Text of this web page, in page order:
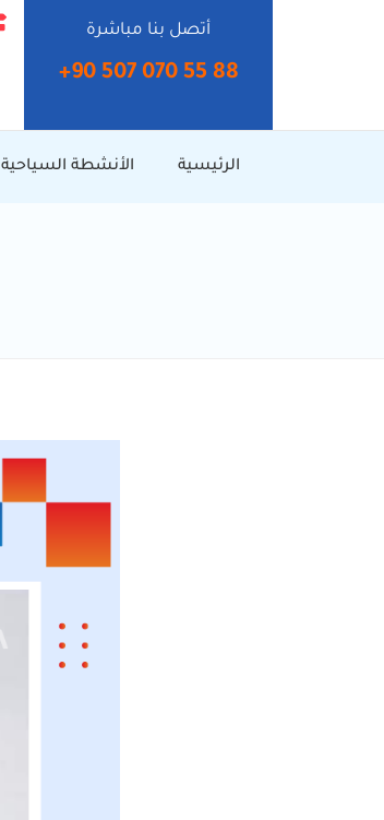
أتصل بنا مباشرة
+90 507 070 55 88⁩
الرئيسية الأنشطة السياحية